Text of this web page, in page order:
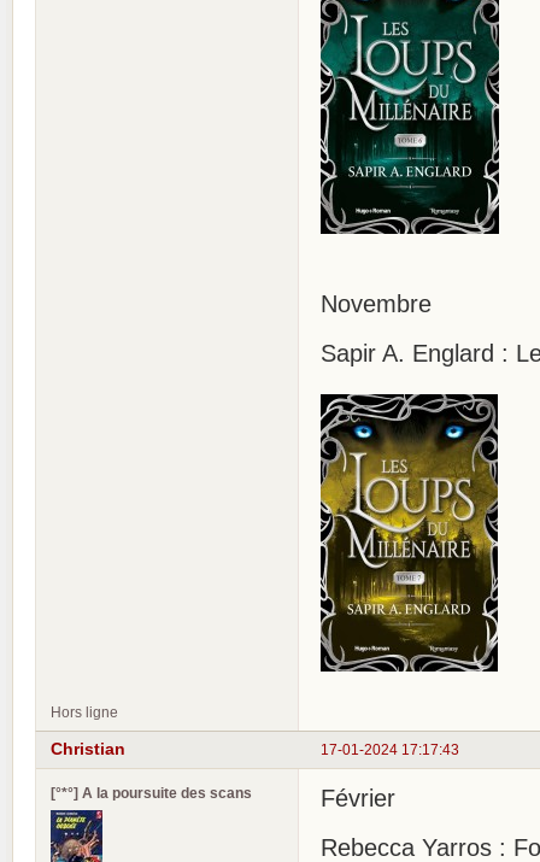
Novembre
Sapir A. Englard :
Hors ligne
17-01-2024 17:17:43
Christian
[°*°] A la poursuite des scans
Février
Rebecca Yarros :